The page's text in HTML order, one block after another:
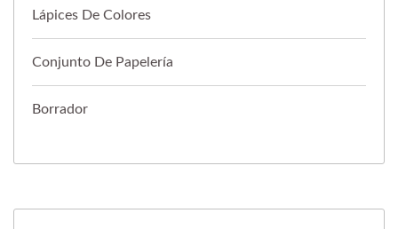
Lápices De Colores
Conjunto De Papelería
Borrador